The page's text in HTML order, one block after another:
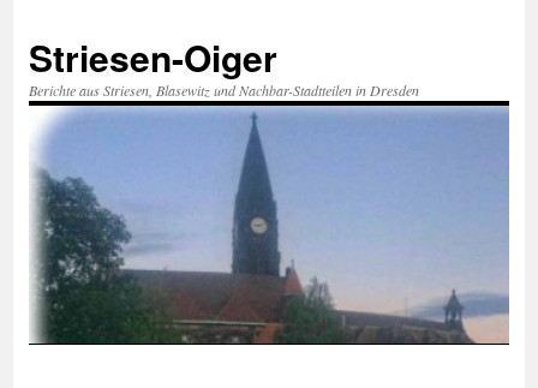
springen
Striesen-Oiger
Berichte aus Striesen, Blasewitz und Nachbar-Stadtteilen in Dresden